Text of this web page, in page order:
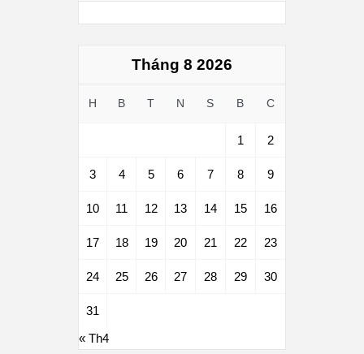
Tháng 8 2026
H B T N S B C
1 2
3 4 5 6 7 8 9
10 11 12 13 14 15 16
17 18 19 20 21 22 23
24 25 26 27 28 29 30
31
« Th4